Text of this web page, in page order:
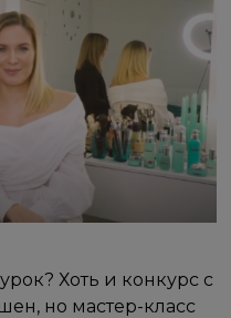
Хоть и конкурс с
но мастер-класс